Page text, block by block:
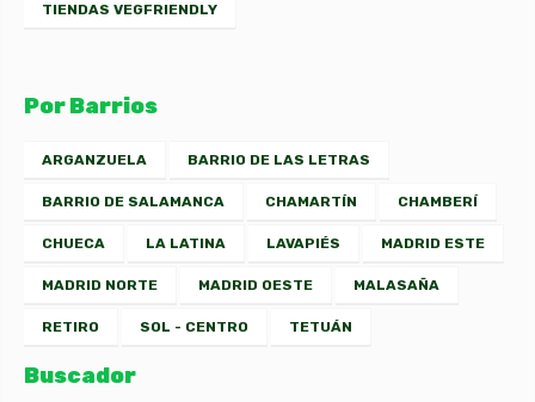
TIENDAS VEGFRIENDLY
Por Barrios
ARGANZUELA BARRIO DE LAS LETRAS
BARRIO DE SALAMANCA CHAMARTÍN CHAMBERÍ
CHUECA LA LATINA LAVAPIÉS MADRID ESTE
MADRID NORTE MADRID OESTE MALASAÑA
RETIRO SOL - CENTRO TETUÁN
Buscador